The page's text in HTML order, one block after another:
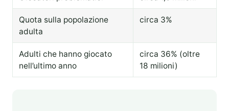
Quota sulla popolazione
adulta
circa 3%
Adulti che hanno giocato
nell’ultimo anno
circa 36% (oltre
18 milioni)